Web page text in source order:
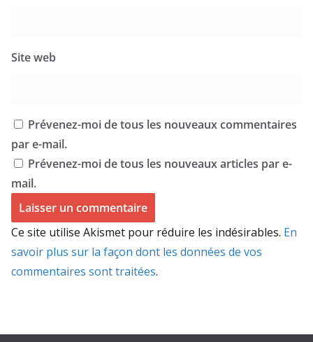
Site web
Prévenez-moi de tous les nouveaux commentaires
par e-mail.
Prévenez-moi de tous les nouveaux articles par e-
mail.
Ce site utilise Akismet pour réduire les indésirables. En
savoir plus sur la façon dont les données de vos
commentaires sont traitées.